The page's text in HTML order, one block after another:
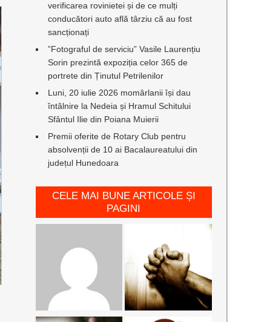
verificarea rovinietei și de ce mulți
conducători auto află târziu că au fost
sancționați
”Fotograful de serviciu” Vasile Laurențiu
Sorin prezintă expoziția celor 365 de
portrete din Ținutul Petrilenilor
Luni, 20 iulie 2026 momârlanii își dau
întâlnire la Nedeia și Hramul Schitului
Sfântul Ilie din Poiana Muierii
Premii oferite de Rotary Club pentru
absolvenții de 10 ai Bacalaureatului din
județul Hunedoara
CELE MAI BUNE ARTICOLE ȘI
PAGINI